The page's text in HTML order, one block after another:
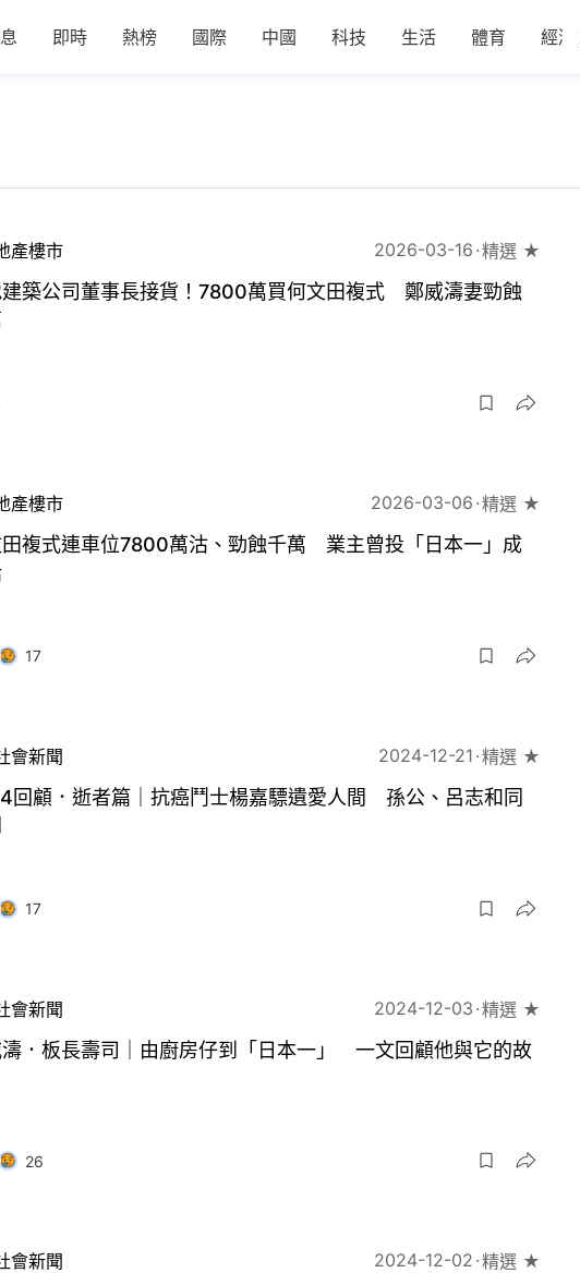
即時 熱榜 國際 中國 科技 生活 體育 經濟
產樓市 2026-03-16 精選 ★
築公司董事長接貨！7800萬買何文田複式 鄭威濤妻勁蝕
產樓市 2026-03-06 精選 ★
複式連車位7800萬沽、勁蝕千萬 業主曾投「日本一」成
17
會新聞 2024-12-21 精選 ★
回顧．逝者篇｜抗癌鬥士楊嘉驃遺愛人間 孫公、呂志和同
17
會新聞 2024-12-03 精選 ★
．板長壽司｜由廚房仔到「日本一」 一文回顧他與它的故
26
會新聞 2024-12-02 精選 ★